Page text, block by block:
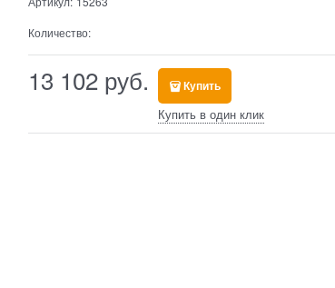
Количество:
13 102 руб. Купить
Купить в один клик